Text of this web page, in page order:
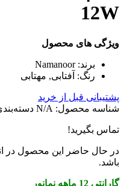
12W
ویژگی های محصول
برند: Namanoor
رنگ: آفتابی, مهتابی
پشتیبانی قبل از خرید
شناسه محصول: N/A
تماس بگیرید!
در حال حاضر این محصول در
باشد.
گارانتی 12 ماهه نمانور